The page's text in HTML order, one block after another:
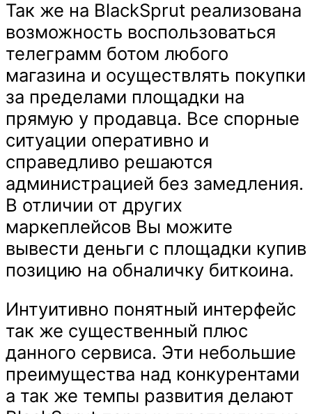
Так же на BlackSprut реализована
возможность воспользоваться
телеграмм ботом любого
магазина и осуществлять покупки
за пределами площадки на
прямую у продавца. Все спорные
ситуации оперативно и
справедливо решаются
администрацией без замедления.
В отличии от других
маркеплейсов Вы можите
вывести деньги с площадки купив
позицию на обналичку биткоина.
Интуитивно понятный интерфейс
так же существенный плюс
данного сервиса. Эти небольшие
преимущества над конкурентами
а так же темпы развития делают